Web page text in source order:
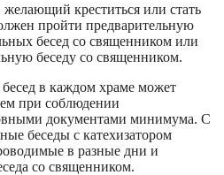
креститься или стать
пройти предварительную
бесед со священником или
беседу со священником.
в каждом храме может
при соблюдении
документами минимума. С
беседы с катехизатором
в разные дни и
со священником.